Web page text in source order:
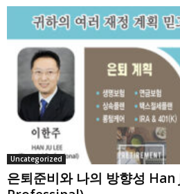
Uncategorized
은퇴준비와 나의 방향성